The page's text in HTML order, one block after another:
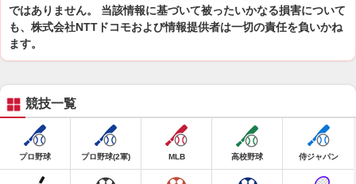
ではありません。 当該情報に基づいて被ったいかなる損害について
も、株式会社NTTドコモおよび情報提供者は一切の責任を負いかね
ます。
競技一覧
プロ野球 プロ野球(2軍) MLB 高校野球 侍ジャパン